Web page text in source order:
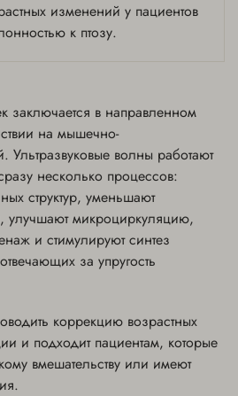
изменений у пациентов
к птозу.
заключается в направленном
на мышечно-
Ультразвуковые волны работают
несколько процессов:
структур, уменьшают
улучшают микроциркуляцию,
и стимулируют синтез
за упругость
коррекцию возрастных
и подходит пациентам, которые
вмешательству или имеют